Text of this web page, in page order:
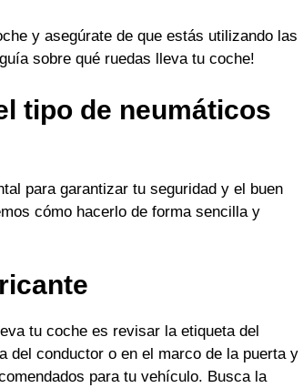
y asegúrate de que estás utilizando las
sobre qué ruedas lleva tu coche!
tipo de neumáticos
para garantizar tu seguridad y el buen
cómo hacerlo de forma sencilla y
tu coche es revisar la etiqueta del
del conductor o en el marco de la puerta y
para tu vehículo. Busca la